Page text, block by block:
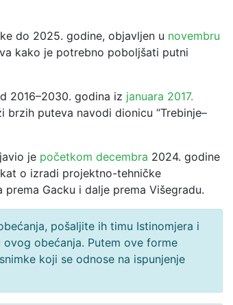
do 2025. godine, objavljen u novembru
kako je potrebno poboljšati putni
2016–2030. godina iz januara 2017.
brzih puteva navodi dionicu “Trebinje–
je početkom decembra 2024. godine
o izradi projektno-tehničke
Gacku i dalje prema Višegradu.
pošaljite ih timu Istinomjera i
obećanja. Putem ove forme
koji se odnose na ispunjenje